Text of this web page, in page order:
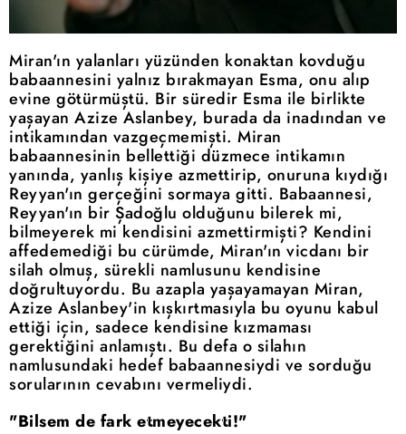
Miran'ın yalanları yüzünden konaktan kovduğu
babaannesini yalnız bırakmayan Esma, onu alıp
evine götürmüştü. Bir süredir Esma ile birlikte
yaşayan Azize Aslanbey, burada da inadından ve
intikamından vazgeçmemişti. Miran
babaannesinin bellettiği düzmece intikamın
yanında, yanlış kişiye azmettirip, onuruna kıydığı
Reyyan'ın gerçeğini sormaya gitti. Babaannesi,
Reyyan'ın bir Şadoğlu olduğunu bilerek mi,
bilmeyerek mi kendisini azmettirmişti? Kendini
affedemediği bu cürümde, Miran'ın vicdanı bir
silah olmuş, sürekli namlusunu kendisine
doğrultuyordu. Bu azapla yaşayamayan Miran,
Azize Aslanbey'in kışkırtmasıyla bu oyunu kabul
ettiği için, sadece kendisine kızmaması
gerektiğini anlamıştı. Bu defa o silahın
namlusundaki hedef babaannesiydi ve sorduğu
sorularının cevabını vermeliydi.
"Bilsem de fark etmeyecekti!"